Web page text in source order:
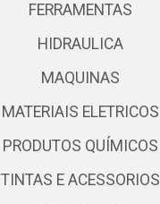
FERRAMENTAS
HIDRAULICA
MAQUINAS
MATERIAIS ELETRICOS
PRODUTOS QUÍMICOS
TINTAS E ACESSORIOS